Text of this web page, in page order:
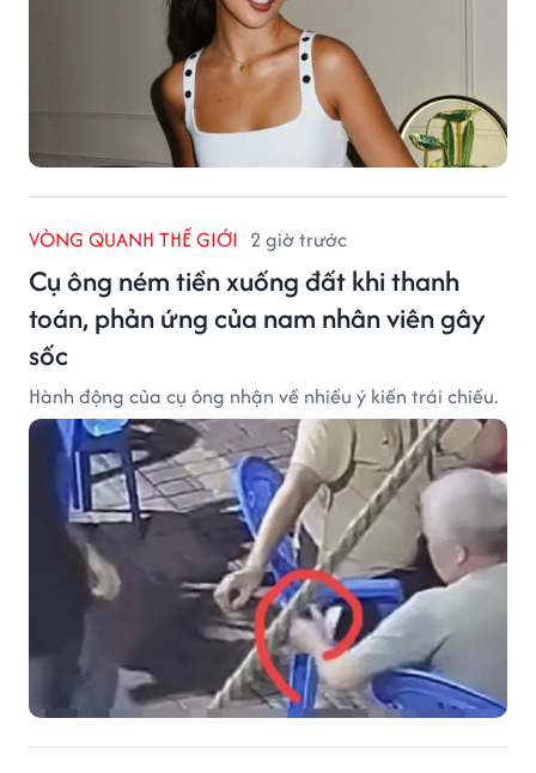
VÒNG QUANH THẾ GIỚI 2 giờ trước
Cụ ông ném tiền xuống đất khi thanh
toán, phản ứng của nam nhân viên gây
sốc
Hành động của cụ ông nhận về nhiều ý kiến trái chiều.